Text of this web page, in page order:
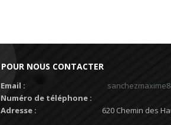
POUR NOUS CONTACTER
Email :
Numéro de téléphone :
Adresse :
620 Chemin des